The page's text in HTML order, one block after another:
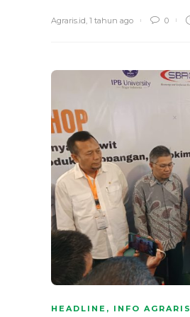
Agraris.id 1 tahun ago 0
HEADLINE , INFO AGRARIS